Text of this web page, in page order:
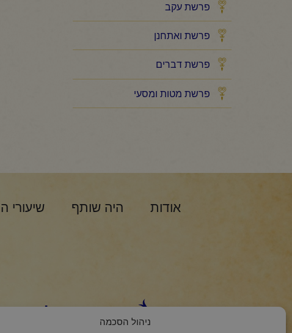
ניהול הסכמה
פרשת עקב
פרשת ואתחנן
פרשת דברים
פרשת מטות ומסעי
אודות היה שותף שיעורי
הצטרפות למסר